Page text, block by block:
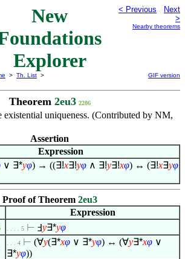
New
Explorer
< Previous
Next
>
Nearby theorems
> Th. List >
GIF version
Theorem 2eu3 2286
existential uniqueness. (Contributed by NM,
Assertion
Expression
∨ ∃*yφ) → ((∃!x∃!yφ ∧ ∃!y∃!xφ) ↔ (∃!x∃yφ
Proof of Theorem 2eu3
Expression
. . . . 5 ⊢ Ⅎy∃*yφ
. . . 4 ⊢ (∀y(∃*xφ ∨ ∃*yφ) ↔ (∀y∃*xφ ∨
∃*yφ))